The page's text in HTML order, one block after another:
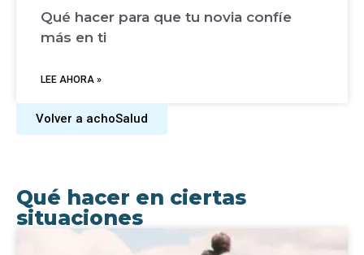
Qué hacer para que tu novia confíe
más en ti
LEE AHORA »
Volver a achoSalud
Qué hacer en ciertas
situaciones